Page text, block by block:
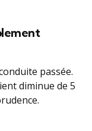
passée.
diminue de 5